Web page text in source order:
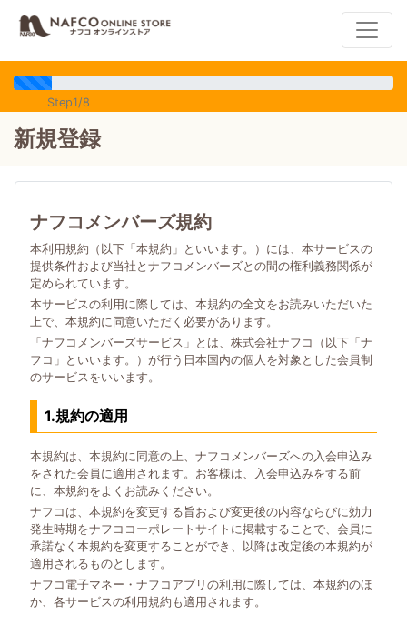
Step1/8
新規登録
ナフコメンバーズ規約
本利用規約（以下「本規約」といいます。）には、本サービスの
提供条件および当社とナフコメンバーズとの間の権利義務関係が
定められています。
本サービスの利用に際しては、本規約の全文をお読みいただいた
上で、本規約に同意いただく必要があります。
「ナフコメンバーズサービス」とは、株式会社ナフコ（以下「ナ
フコ」といいます。）が行う日本国内の個人を対象とした会員制
のサービスをいいます。
1.規約の適用
本規約は、本規約に同意の上、ナフコメンバーズへの入会申込み
をされた会員に適用されます。お客様は、入会申込みをする前
に、本規約をよくお読みください。
ナフコは、本規約を変更する旨および変更後の内容ならびに効力
発生時期をナフココーポレートサイトに掲載することで、会員に
承諾なく本規約を変更することができ、以降は改定後の本規約が
適用されるものとします。
ナフコ電子マネー・ナフコアプリの利用に際しては、本規約のほ
か、各サービスの利用規約も適用されます。